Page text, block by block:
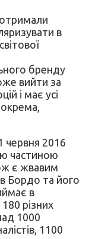
в
бренду
вийти за
і має усі
червня 2016
частиною
є жвавим
Бордо та його
в
різних
1000
1100